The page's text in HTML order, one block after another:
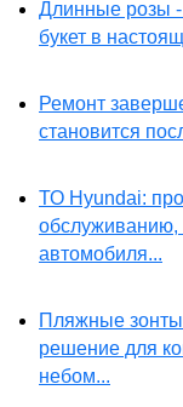
Длинные розы
букет в
Ремонт
становится
ТО Hyundai:
обслуживанию,
автомобиля...
Пляжные
решение для
небом...